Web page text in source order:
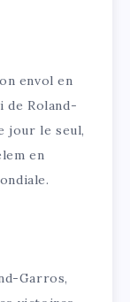
envol en
de Roland-
jour le seul,
en
Garros,